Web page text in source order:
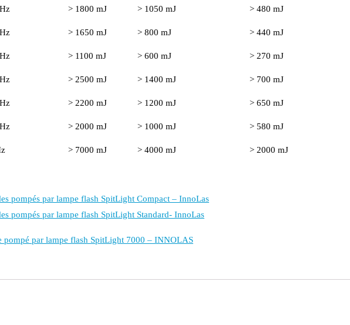
> 1800 mJ > 1050 mJ > 480 mJ
> 1650 mJ > 800 mJ > 440 mJ
> 1100 mJ > 600 mJ > 270 mJ
> 2500 mJ > 1400 mJ > 700 mJ
> 2200 mJ > 1200 mJ > 650 mJ
> 2000 mJ > 1000 mJ > 580 mJ
> 7000 mJ > 4000 mJ > 2000 mJ
pompés par lampe flash SpitLight Compact – InnoLas
pompés par lampe flash SpitLight Standard- InnoLas
pompé par lampe flash SpitLight 7000 – INNOLAS